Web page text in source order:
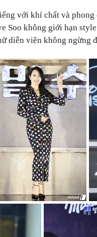
với khí chất và phong
Soo không giới hạn
diễn viên không ngừng